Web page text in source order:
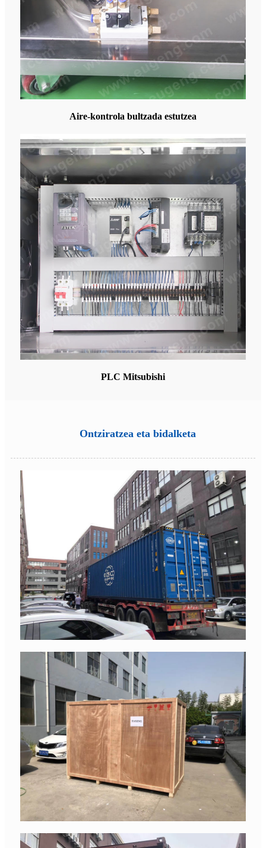
Aire-kontrola bultzada estutzea
PLC Mitsubishi
Ontziratzea eta bidalketa